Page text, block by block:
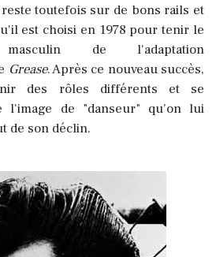
toutefois sur de bons rails et
est choisi en 1978 pour tenir le
de l'adaptation
Grease. Après ce nouveau succès,
des rôles différents et se
l'image de "danseur" qu’on lui
de son déclin.